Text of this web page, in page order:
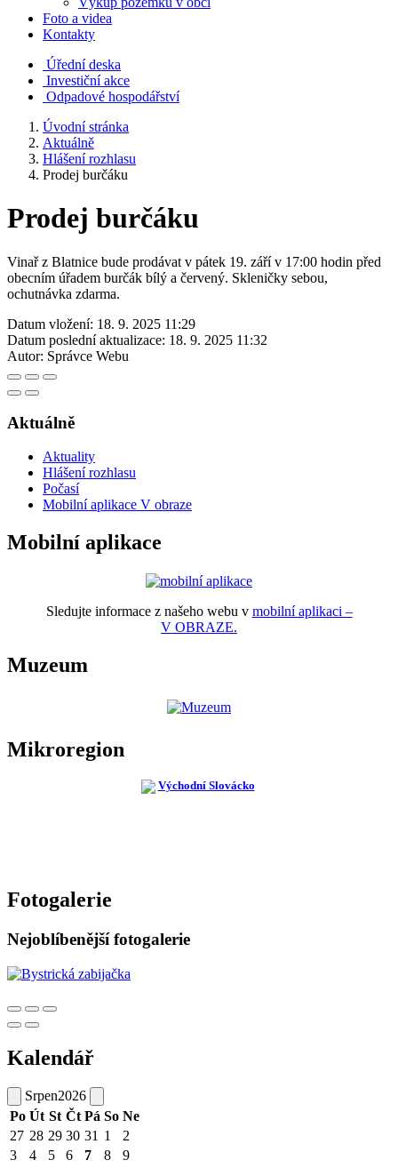
Foto a videa
Kontakty
Úřední deska
Investiční akce
Odpadové hospodářství
Úvodní stránka
Aktuálně
Hlášení rozhlasu
Prodej burčáku
Prodej burčáku
Vinař z Blatnice bude prodávat v pátek 19. září v 17:00 hodin před
obecním úřadem burčák bílý a červený. Skleničky sebou,
ochutnávka zdarma.
Datum vložení: 18. 9. 2025 11:29
Datum poslední aktualizace: 18. 9. 2025 11:32
Autor: Správce Webu
Aktuálně
Aktuality
Hlášení rozhlasu
Počasí
Mobilní aplikace V obraze
Mobilní aplikace
Sledujte informace z našeho webu v mobilní aplikaci –
V OBRAZE.
Muzeum
Mikroregion
Fotogalerie
Nejoblíbenější fotogalerie
Kalendář
Srpen2026
Po Út St Čt Pá So Ne
27 28 29 30 31 1
2
3
4 5 6 7 8
9